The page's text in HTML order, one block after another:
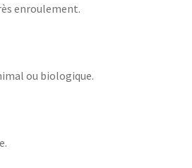
enroulement.
ou biologique.